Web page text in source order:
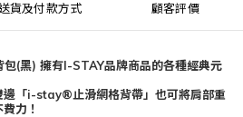
貨及付款方式 顧客評價
(黑) 擁有I-STAY品牌商品的各種經典元
邊「i-stay®止滑網格背帶」也可將肩部重
力！